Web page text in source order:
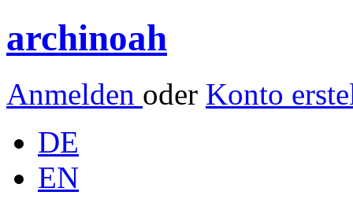
archinoah
Anmelden oder Konto
DE
EN